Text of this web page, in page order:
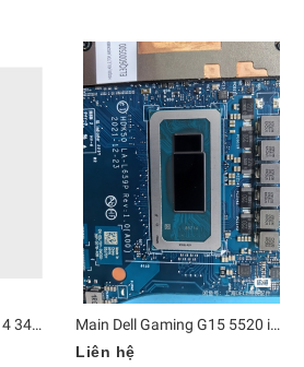
Main Laptop dell vostro 14 3430 / 15 3530 i7-1355U LA-M366P / LA-M367P / LA-M368P | Bo mạch chủ Zin [Chính Hãng]
Main Dell Gaming G15 5520 i7-12700H RTX 3060 LA-L659P | DDR5 Bo mạch chủ Zin [Chính Hãng]
Liên hệ